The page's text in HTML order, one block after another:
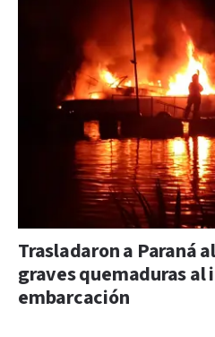
Trasladaron a Paraná
graves quemaduras al
embarcación